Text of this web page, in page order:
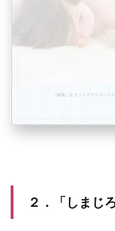
２．「しまじ